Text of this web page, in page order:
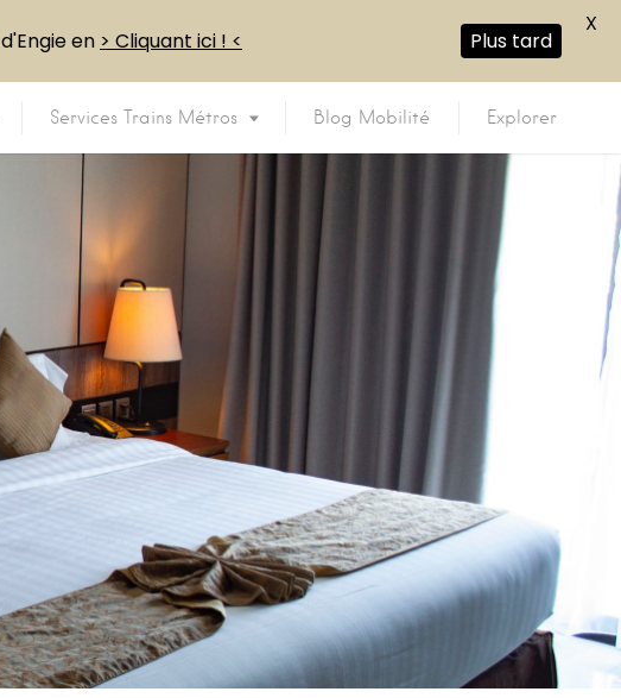
Services Trains Métros Blog Mobilité Explorer
d'Engie en > Cliquant ici ! < Plus tard
X